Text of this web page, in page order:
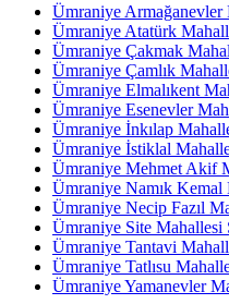
Ümraniye Armağanevler
Ümraniye Atatürk
Ümraniye Çakmak
Ümraniye Çamlık
Ümraniye Elmalıkent
Ümraniye Esenevler
Ümraniye İnkılap
Ümraniye İstiklal
Ümraniye Mehmet Akif
Ümraniye Namık Kemal
Ümraniye Necip Fazıl
Ümraniye Site Mahallesi
Ümraniye Tantavi
Ümraniye Tatlısu
Ümraniye Yamanevler